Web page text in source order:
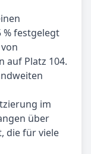
% festgelegt
auf Platz 104.
im
über
die für viele